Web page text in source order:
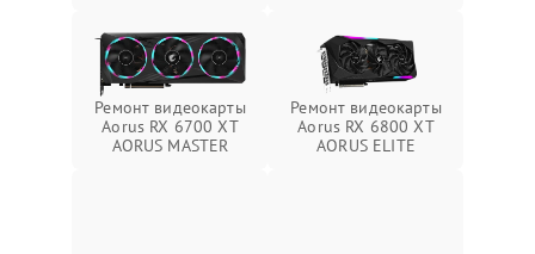
Ремонт видеокарты
Aorus RX 6700 XT
AORUS MASTER
Ремонт видеокарты
Aorus RX 6800 XT
AORUS ELITE